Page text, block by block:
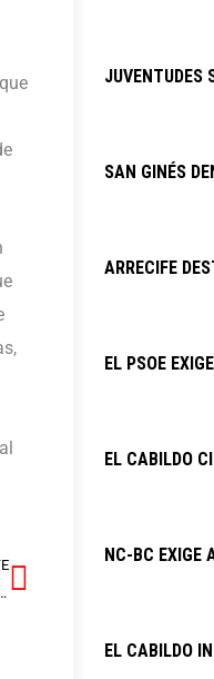
se está convirtiendo en la normaSiguiente
JUVENTUDES
SAN GINÉS
ARRECIFE
EL PSOE
EL CABILDO
NC-BC EXIGE
EL CABILDO